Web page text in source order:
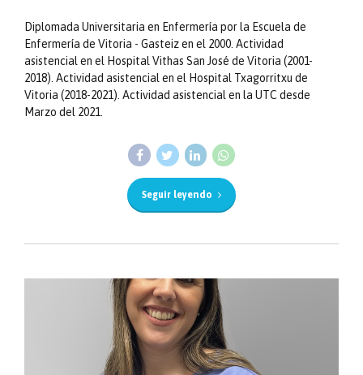
Diplomada Universitaria en Enfermería por la Escuela de
Enfermería de Vitoria - Gasteiz en el 2000. Actividad
asistencial en el Hospital Vithas San José de Vitoria (2001-
2018). Actividad asistencial en el Hospital Txagorritxu de
Vitoria (2018-2021). Actividad asistencial en la UTC desde
Marzo del 2021.
Seguir leyendo